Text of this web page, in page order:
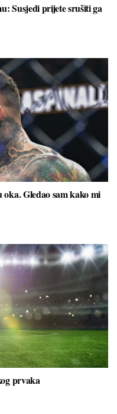
Susjedi prijete srušiti ga
Gledao sam kako mi
prvaka